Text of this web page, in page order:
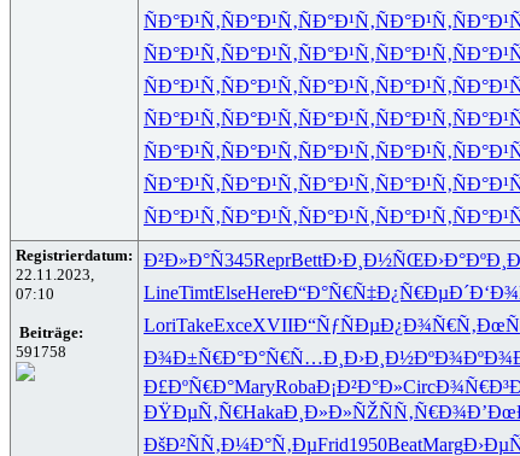
ÑÐ°Ð¹Ñ‚ÑÐ°Ð¹Ñ‚ÑÐ°Ð¹Ñ‚ÑÐ°Ð¹Ñ‚
ÑÐ°Ð¹Ñ‚ÑÐ°Ð¹Ñ‚ÑÐ°Ð¹Ñ‚ÑÐ°Ð¹Ñ‚
ÑÐ°Ð¹Ñ‚ÑÐ°Ð¹Ñ‚ÑÐ°Ð¹Ñ‚ÑÐ°Ð¹Ñ‚
ÑÐ°Ð¹Ñ‚ÑÐ°Ð¹Ñ‚ÑÐ°Ð¹Ñ‚ÑÐ°Ð¹Ñ‚
ÑÐ°Ð¹Ñ‚ÑÐ°Ð¹Ñ‚ÑÐ°Ð¹Ñ‚ÑÐ°Ð¹Ñ‚
ÑÐ°Ð¹Ñ‚ÑÐ°Ð¹Ñ‚ÑÐ°Ð¹Ñ‚ÑÐ°Ð¹Ñ‚
ÑÐ°Ð¹Ñ‚ÑÐ°Ð¹Ñ‚ÑÐ°Ð¹Ñ‚ÑÐ°Ð¹Ñ‚
Registrierdatum:
22.11.2023,
07:10
Beiträge:
591758
Ð²Ð»Ð°Ñ345ReprBettÐ›Ð¸Ð½ÑŒÐ›Ð°ÐºÐ¸
LineTimtElseHereÐ“Ð°Ñ€Ñ‡Ð¿Ñ€ÐµÐ´
LoriTakeExceXVIIÐ“ÑƒÑÐµÐ¿Ð¾Ñ€Ñ‚
Ð¾Ð±Ñ€Ð°Ð°Ñ€Ñ…Ð¸ Ð›Ð¸Ð½Ðº
Ð£ÐºÑ€Ð°MaryRobaÐ¡Ð²Ð°Ð»Circ
ÐŸÐµÑ‚Ñ€HakaÐ¸Ð»Ð»ÑŽÑÑ‚Ñ€Ð¾
ÐšÐ²ÑÑ‚Ð¼Ð°Ñ‚ÐµFrid1950BeatMarg